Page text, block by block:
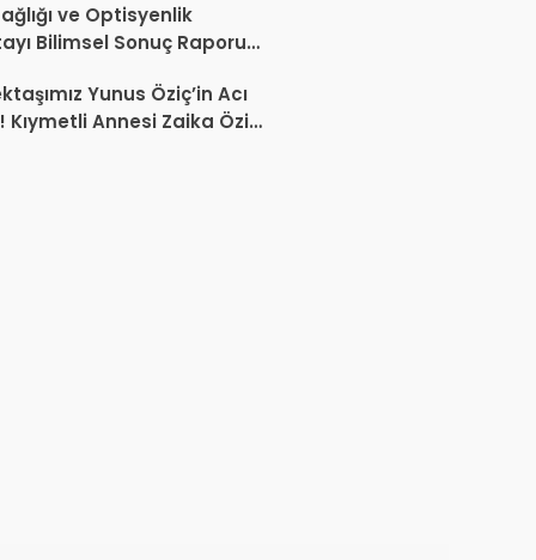
ve Optisyenlik
Bilimsel Sonuç Raporu
Yunus Öziç’in Acı
Kıymetli Annesi Zaika Öziç